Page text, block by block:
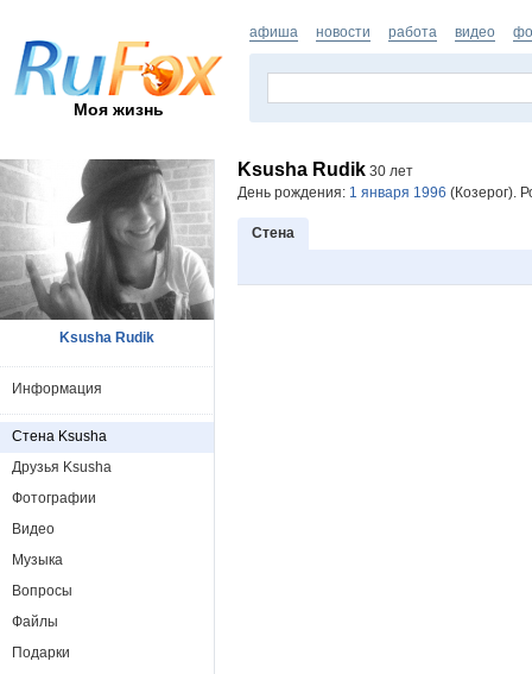
Моя жизнь
афиша новости работа видео
Ksusha Rudik 30 лет
День рождения: 1 января 1996 (Козерог).
Стена
Ksusha Rudik
Информация
Стена Ksusha
Друзья Ksusha
Фотографии
Видео
Музыка
Вопросы
Файлы
Подарки